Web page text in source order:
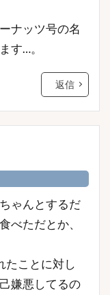
ナッツ号の名
す…。
返信
ゃんとするだ
べただとか、
たことに対し
嫌悪してるの